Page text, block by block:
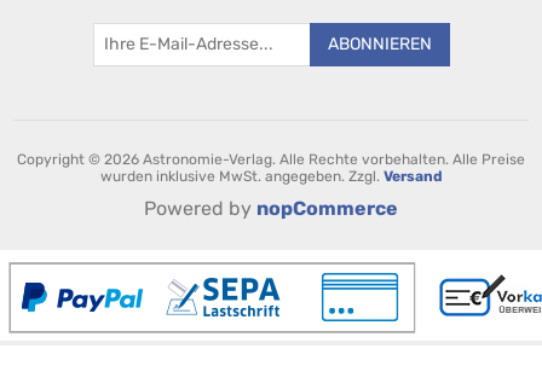
ABONNIEREN
Copyright © 2026 Astronomie-Verlag. Alle Rechte vorbehalten. Alle Preise
wurden inklusive MwSt. angegeben. Zzgl. Versand
Powered by nopCommerce